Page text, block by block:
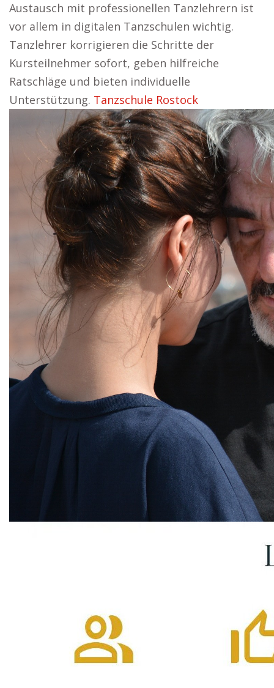
Austausch mit professionellen Tanzlehrern ist
vor allem in digitalen Tanzschulen wichtig.
Tanzlehrer korrigieren die Schritte der
Kursteilnehmer sofort, geben hilfreiche
Ratschläge und bieten individuelle
Unterstützung. Tanzschule Rostock